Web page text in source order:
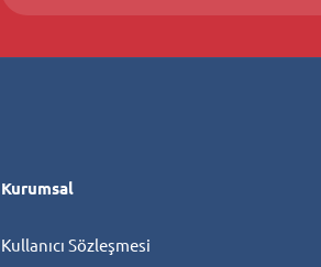
Kurumsal
Kullanıcı Sözleşmesi